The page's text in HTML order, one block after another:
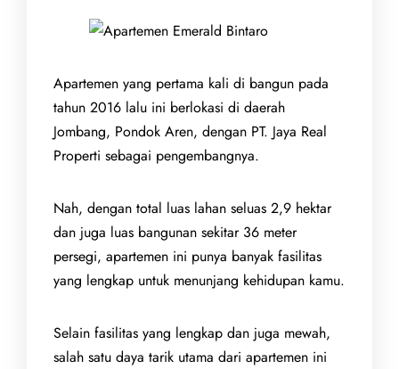
Apartemen yang pertama kali di bangun pada
tahun 2016 lalu ini berlokasi di daerah
Jombang, Pondok Aren, dengan PT. Jaya Real
Properti sebagai pengembangnya.
Nah, dengan total luas lahan seluas 2,9 hektar
dan juga luas bangunan sekitar 36 meter
persegi, apartemen ini punya banyak fasilitas
yang lengkap untuk menunjang kehidupan kamu.
Selain fasilitas yang lengkap dan juga mewah,
salah satu daya tarik utama dari apartemen ini